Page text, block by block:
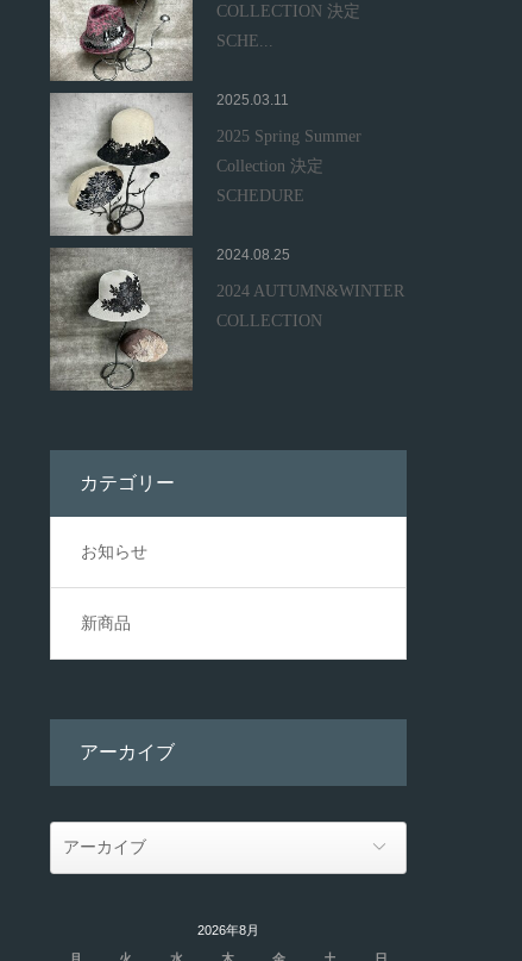
COLLECTION 決定
SCHE...
2025.03.11
2025 Spring Summer
Collection 決定
SCHEDURE
2024.08.25
2024 AUTUMN&WINTER
COLLECTION
カテゴリー
お知らせ
新商品
アーカイブ
2026年8月